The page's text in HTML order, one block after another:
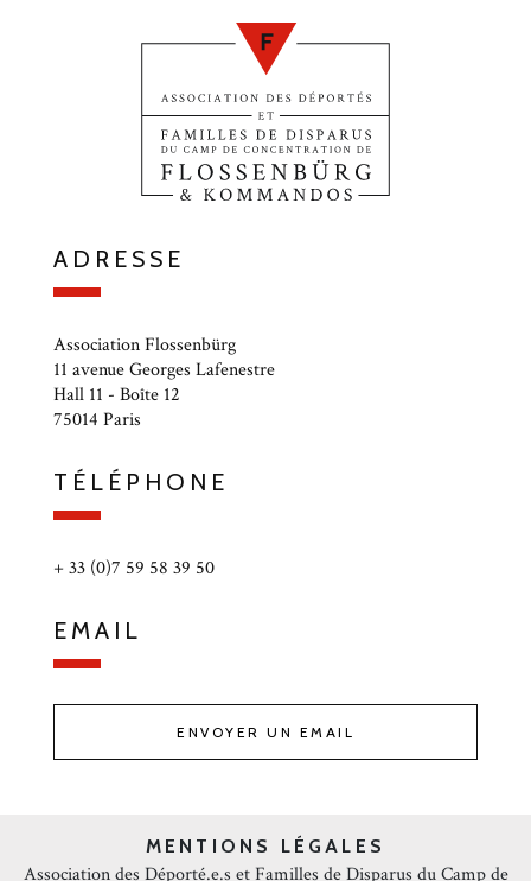
ADRESSE
Association Flossenbürg
11 avenue Georges Lafenestre
Hall 11 - Boîte 12
75014 Paris
TÉLÉPHONE
+ 33 (0)7 59 58 39 50
EMAIL
ENVOYER UN EMAIL
MENTIONS LÉGALES
Association des Déporté.e.s et Familles de Disparus du Camp de